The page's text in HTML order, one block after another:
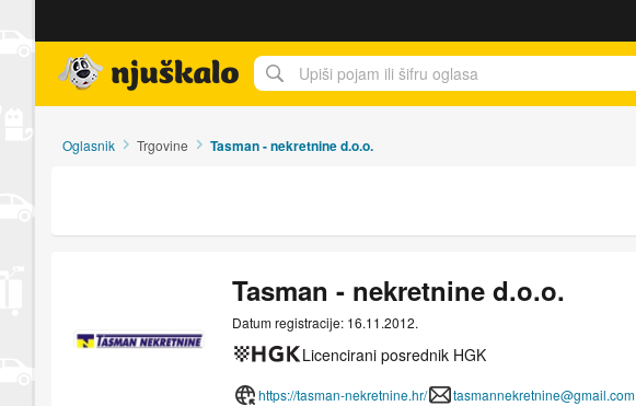
Oglasnik Trgovine Tasman - nekretnine d.o.o.
Tasman - nekretnine d.o.o.
Datum registracije: 16.11.2012.
Licencirani posrednik HGK
https://tasman-nekretnine.hr/ tasmannekretnine@gmail.com